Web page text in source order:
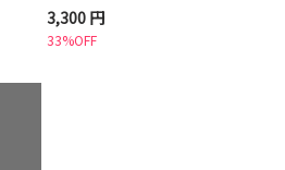
3,300 円
33%OFF